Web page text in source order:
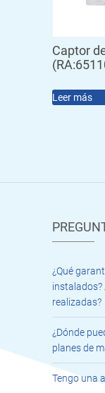
Captor
Leer más
¿Qué
instalados?
realizadas?
¿Dónde
planes de
Tengo una